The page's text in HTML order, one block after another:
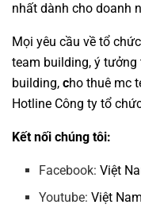
nhất dành cho doanh
Mọi yêu cầu về tổ
team building, ý tưởng
building, cho thuê mc
Hotline Công ty tổ
Kết nối chúng tôi:
Facebook:Việt
Youtube:Việt